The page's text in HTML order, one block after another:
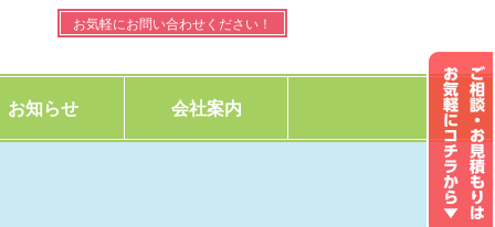
お気軽にお問い合わせください！
お知らせ 会社案内